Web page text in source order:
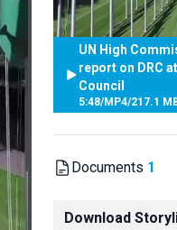
UN High
report on DRC
Council
5:48/MP4/217.1
Documents 1
Download